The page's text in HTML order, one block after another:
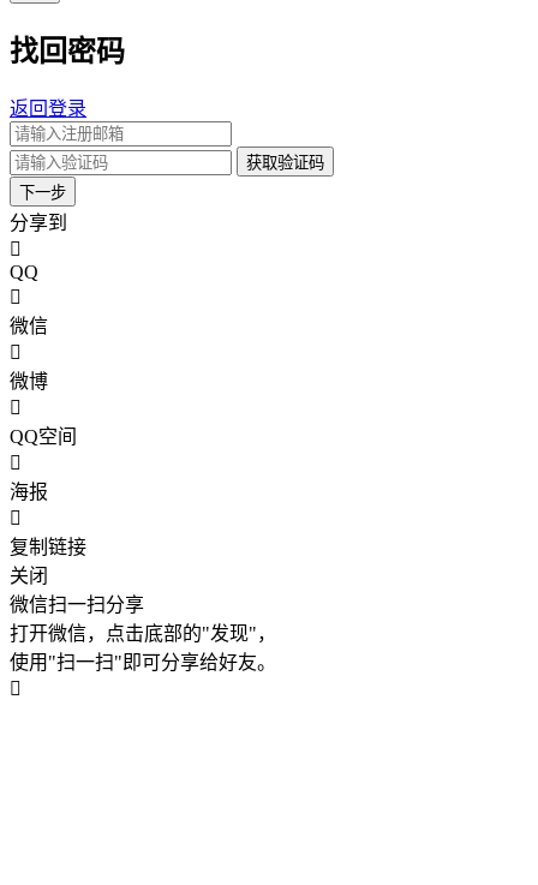
找回密码
返回登录
获取验证码
下一步
分享到
QQ
微信
微博
QQ空间
海报
复制链接
关闭
微信扫一扫分享
打开微信，点击底部的"发现"，
使用"扫一扫"即可分享给好友。